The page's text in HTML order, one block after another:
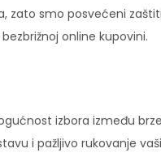
zato smo posvećeni
online kupovini.
izbora između
i pažljivo rukovanje